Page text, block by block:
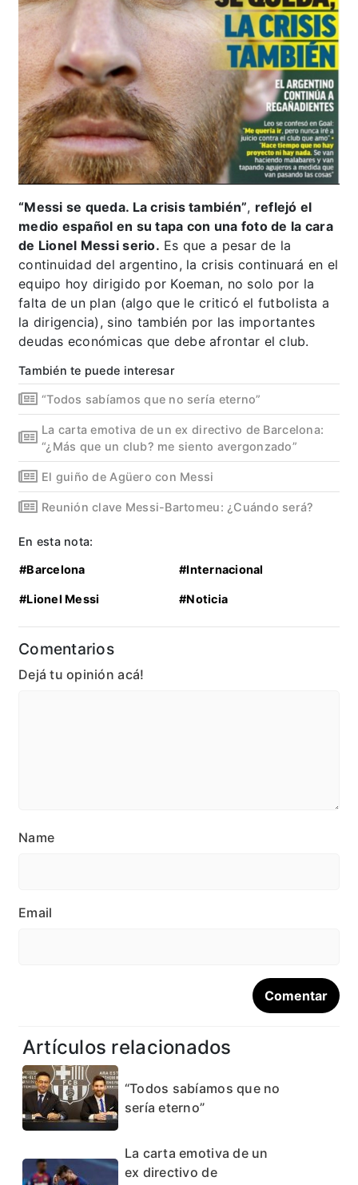
“Messi se queda. La crisis también”, reflejó el
medio español en su tapa con una foto de la cara
de Lionel Messi serio. Es que a pesar de la
continuidad del argentino, la crisis continuará en el
equipo hoy dirigido por Koeman, no solo por la
falta de un plan (algo que le criticó el futbolista a
la dirigencia), sino también por las importantes
deudas económicas que debe afrontar el club.
También te puede interesar
“Todos sabíamos que no sería eterno”
La carta emotiva de un ex directivo de Barcelona:
“¿Más que un club? me siento avergonzado”
El guiño de Agüero con Messi
Reunión clave Messi-Bartomeu: ¿Cuándo será?
En esta nota:
#Barcelona #Internacional
#Lionel Messi #Noticia
Comentarios
Dejá tu opinión acá!
Name
Email
Artículos relacionados
“Todos sabíamos que no
sería eterno”
La carta emotiva de un
ex directivo de